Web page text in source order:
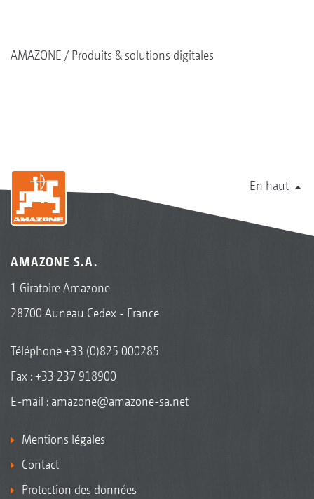
AMAZONE Produits & solutions digitales
En haut
AMAZONE S.A.
1 Giratoire Amazone
28700 Auneau Cedex - France
Téléphone+33 (0)825 000285
Fax : +33 237 918900
E-mail : amazone@amazone-sa.net
Mentions légales
Contact
Protection des données